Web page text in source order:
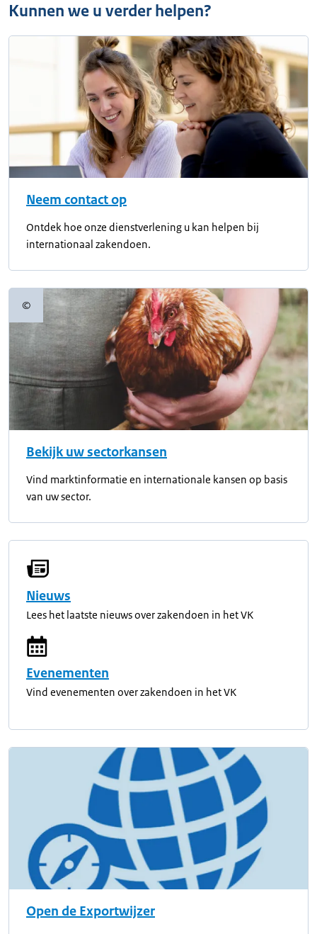
Kunnen we u verder helpen?
Neem contact op
Ontdek hoe onze dienstverlening u kan helpen bij
internationaal zakendoen.
©Copyrightinformatie
Bekijk uw sectorkansen
Vind marktinformatie en internationale kansen op basis
van uw sector.
Nieuws
Lees het laatste nieuws over zakendoen in het VK
Evenementen
Vind evenementen over zakendoen in het VK
Open de Exportwijzer